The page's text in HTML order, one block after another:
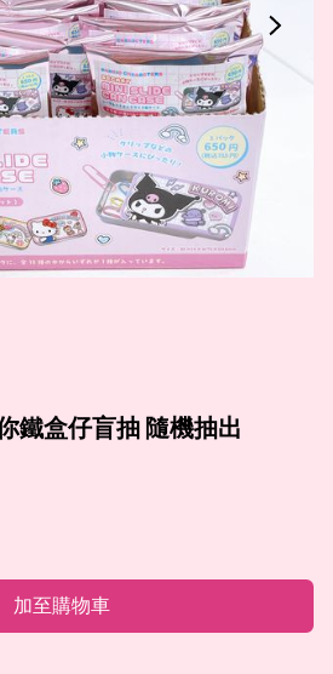
鐵盒仔盲抽 隨機抽出
加至購物車